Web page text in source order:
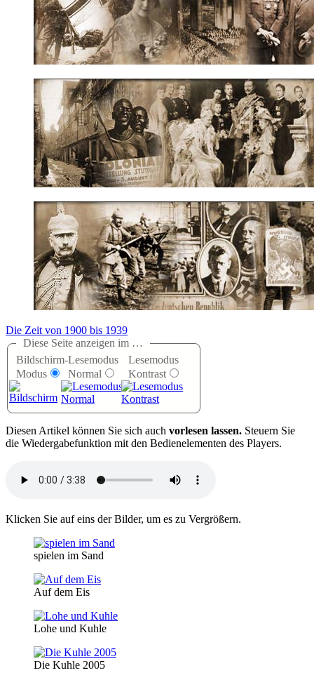
Die Zeit von 1900 bis 1939
Diese Seite anzeigen im …
Bildschirm-
Modus
Lesemodus
Normal
Lesemodus
Kontrast
Diesen Artikel können Sie sich auch vorlesen lassen. Steuern Sie
die Wiedergabefunktion mit den Bedienelementen des Players.
Klicken Sie auf eins der Bilder, um es zu Vergrößern.
spielen im Sand
Auf dem Eis
Lohe und Kuhle
Die Kuhle 2005